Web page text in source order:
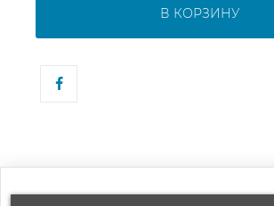
В КОРЗИНУ